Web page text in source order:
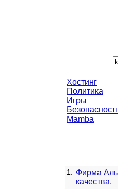
Хостинг
Политика
Игры
Mamba
1.
Фирма
качества.